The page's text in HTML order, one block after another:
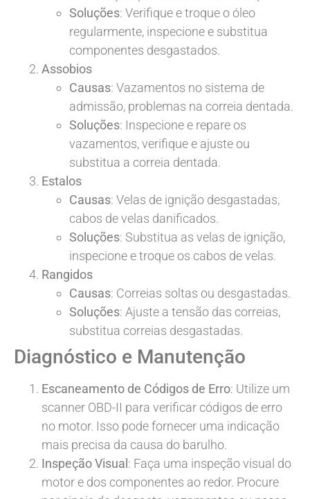
Soluções: Verifique e troque o óleo
regularmente, inspecione e substitua
componentes desgastados.
Assobios
Causas: Vazamentos no sistema de
admissão, problemas na correia dentada.
Soluções: Inspecione e repare os
vazamentos, verifique e ajuste ou
substitua a correia dentada.
Estalos
Causas: Velas de ignição desgastadas,
cabos de velas danificados.
Soluções: Substitua as velas de ignição,
inspecione e troque os cabos de velas.
Rangidos
Causas: Correias soltas ou desgastadas.
Soluções: Ajuste a tensão das correias,
substitua correias desgastadas.
Diagnóstico e Manutenção
Escaneamento de Códigos de Erro: Utilize um
scanner OBD-II para verificar códigos de erro
no motor. Isso pode fornecer uma indicação
mais precisa da causa do barulho.
Inspeção Visual : Faça uma inspeção visual do
motor e dos componentes ao redor. Procure